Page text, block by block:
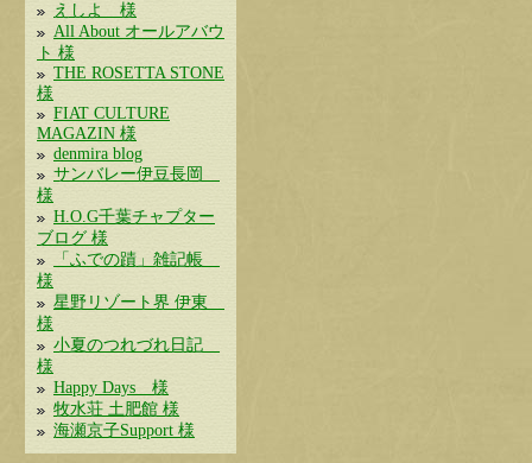
えしよ 様
All About オールアバウ
ト 様
THE ROSETTA STONE
様
FIAT CULTURE
MAGAZIN 様
denmira blog
サンバレー伊豆長岡
様
H.O.G千葉チャプター
ブログ 様
「ふでの蹟」雑記帳
様
星野リゾート界 伊東
様
小夏のつれづれ日記
様
Happy Days 様
牧水荘 土肥館 様
海瀬京子Support 様